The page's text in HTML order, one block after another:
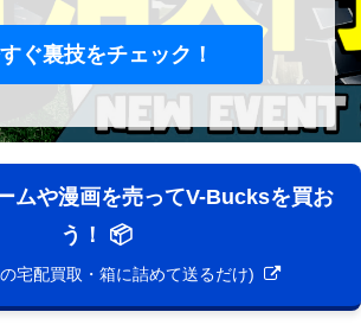
ぐ裏技をチェック！
ムや漫画を売ってV-Bucksを買お
う！ 📦
宅配買取・箱に詰めて送るだけ)